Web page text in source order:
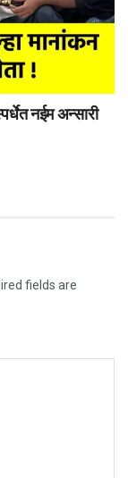
नईम अन्सारी
fields are